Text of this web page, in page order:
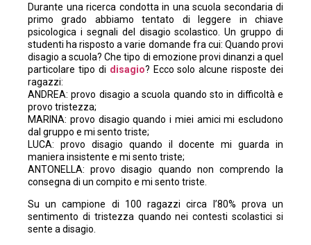
Durante una ricerca condotta in una scuola secondaria di
primo grado abbiamo tentato di leggere in chiave
psicologica i segnali del disagio scolastico. Un gruppo di
studenti ha risposto a varie domande fra cui: Quando provi
disagio a scuola? Che tipo di emozione provi dinanzi a quel
particolare tipo di disagio? Ecco solo alcune risposte dei
ragazzi:
ANDREA: provo disagio a scuola quando sto in difficoltà e
provo tristezza;
MARINA: provo disagio quando i miei amici mi escludono
dal gruppo e mi sento triste;
LUCA: provo disagio quando il docente mi guarda in
maniera insistente e mi sento triste;
ANTONELLA: provo disagio quando non comprendo la
consegna di un compito e mi sento triste.
Su un campione di 100 ragazzi circa l’80% prova un
sentimento di tristezza quando nei contesti scolastici si
sente a disagio.